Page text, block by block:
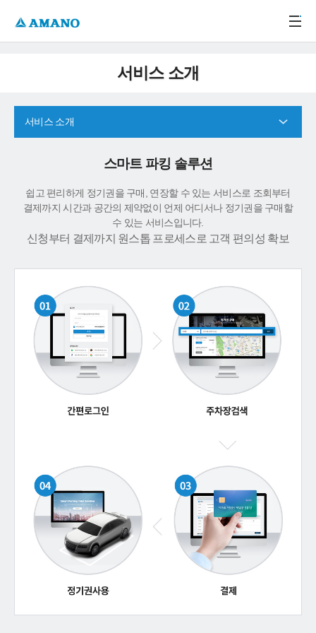
서비스 소개
서비스 소개
스마트 파킹 솔루션
쉽고 편리하게 정기권을 구매, 연장할 수 있는 서비스로 조회부터
결제까지 시간과 공간의 제약없이 언제 어디서나 정기권을 구매할
수 있는 서비스입니다.
신청부터 결제까지 원스톱 프로세스로 고객 편의성 확보